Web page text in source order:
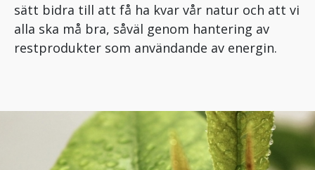
sätt bidra till att få ha kvar vår natur och att vi
alla ska må bra, såväl genom hantering av
restprodukter som användande av energin.